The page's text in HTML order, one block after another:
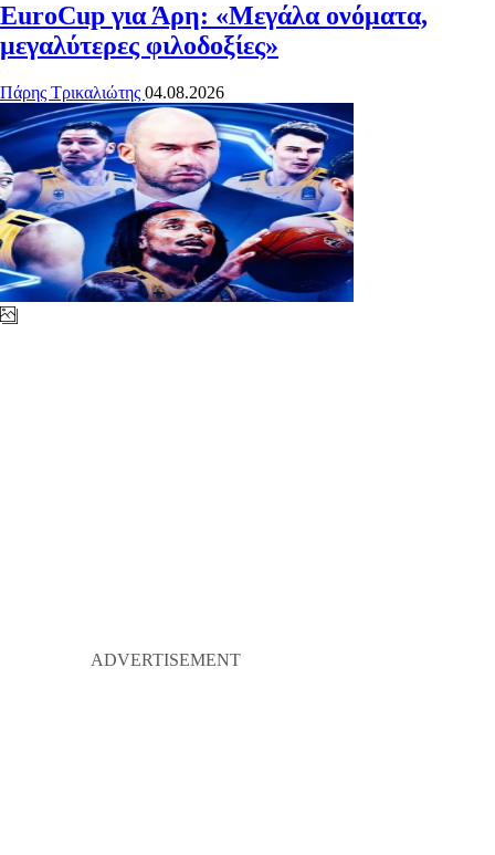
EuroCup για Άρη: «Μεγάλα ονόματα,
μεγαλύτερες φιλοδοξίες»
Πάρης Τρικαλιώτης 04.08.2026